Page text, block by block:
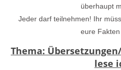
überhaupt
Jeder darf teilnehmen! Ihr
eure
Thema:
lese